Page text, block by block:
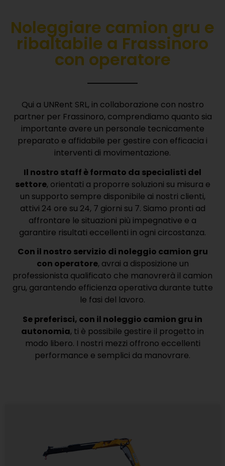
Noleggiare camion gru e
ribaltabile a Frassinoro
con operatore
Qui a UNRent SRL, in collaborazione con nostro
partner per Frassinoro, comprendiamo quanto sia
importante avere un personale tecnicamente
preparato e affidabile per gestire con efficacia i
interventi di movimentazione.
Il nostro staff è formato da specialisti del
settore, orientati a proporre soluzioni su misura e
un supporto sempre disponibile ai nostri clienti,
attivi 24 ore su 24, 7 giorni su 7. Siamo pronti ad
affrontare le situazioni più impegnative e a
garantire risultati eccellenti in ogni circostanza.
Con il nostro servizio di noleggio camion gru
con operatore, avrai a disposizione un
professionista qualificato che manovrerà il camion
gru, garantendo efficienza operativa durante tutte
le fasi del lavoro.
Se preferisci, con il noleggio camion gru in
autonomia, ti è possibile gestire il progetto in
modo libero. I nostri mezzi offrono eccellenti
performance e semplici da manovrare.